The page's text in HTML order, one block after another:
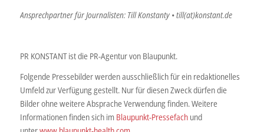
Ansprechpartner für Journalisten: Till Konstanty • till(at)konstant.de
PR KONSTANT ist die PR-Agentur von Blaupunkt.
Folgende Pressebilder werden ausschließlich für ein redaktionelles
Umfeld zur Verfügung gestellt. Nur für diesen Zweck dürfen die
Bilder ohne weitere Absprache Verwendung finden. Weitere
Informationen finden sich im Blaupunkt-Pressefachund